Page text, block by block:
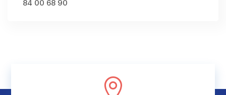
84 00 68 90
